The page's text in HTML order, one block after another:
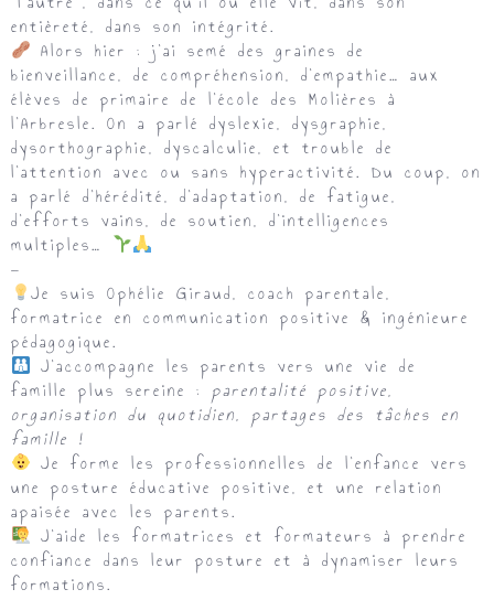
entièreté, dans son intégrité.
Alors hier : j’ai semé des graines de
bienveillance, de compréhension, d’empathie… aux
élèves de primaire de l’école des Molières à
l’Arbresle. On a parlé dyslexie, dysgraphie,
dysorthographie, dyscalculie, et trouble de
l’attention avec ou sans hyperactivité. Du coup, on
a parlé d’hérédité, d’adaptation, de fatigue,
d’efforts vains, de soutien, d’intelligences
multiples…
—
Je suis Ophélie Giraud, coach parentale,
formatrice en communication positive & ingénieure
pédagogique.
J’accompagne les parents vers une vie de
famille plus sereine : parentalité positive,
organisation du quotidien, partages des tâches en
famille !
Je forme les professionnelles de l’enfance vers
une posture éducative positive, et une relation
apaisée avec les parents.
J’aide les formatrices et formateurs à prendre
confiance dans leur posture et à dynamiser leurs
formations.